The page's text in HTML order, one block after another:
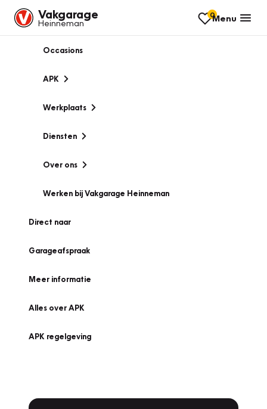
Vakgarage
Heinneman
0Menu
Occasions
APK
Werkplaats
Diensten
Over ons
Werken bij Vakgarage Heinneman
Direct naar
Garageafspraak
Meer informatie
Alles over APK
APK regelgeving